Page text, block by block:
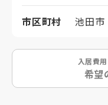
市区町村 池田市
入居費
希望